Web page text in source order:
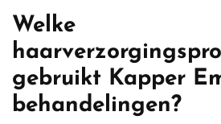
Welke
gebruikt Kapper
behandelingen?